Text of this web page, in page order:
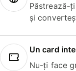
Păstrează-
și
Un card
Nu-ți face